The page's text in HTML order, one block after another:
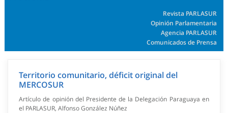
Revista PARLASUR
Opinión Parlamentaria
Agencia PARLASUR
Comunicados de Prensa
Territorio comunitario, déficit original del
MERCOSUR
Artículo de opinión del Presidente de la Delegación Paraguaya en
el PARLASUR, Alfonso González Núñez